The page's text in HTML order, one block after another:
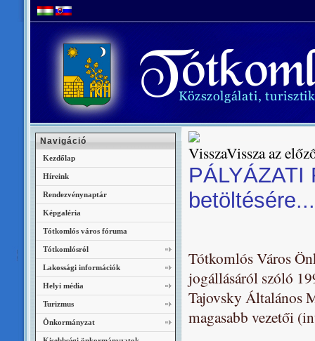
Vissza az
PÁLYÁZATI
betöltésére...
Tótkomlós Város
jogállásáról szóló
Tajovsky Általános
magasabb vezetői
Navigáció
Kezdőlap
Híreink
Rendezvénynaptár
Képgaléria
Tótkomlós város fóruma
Tótkomlósról
Lakossági információk
Helyi média
Turizmus
Önkormányzat